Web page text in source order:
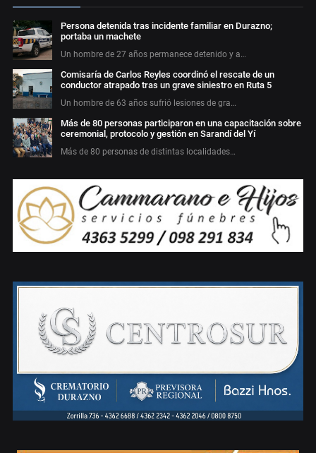
Persona detenida tras incidente familiar en Durazno;
portaba un machete
Un hombre de 27 años permanece detenido y a…
Comisaría de Carlos Reyles coordinó el rescate de un
conductor atrapado tras un grave siniestro en Ruta 5
Un hombre de 63 años sufrió lesiones de gra…
Más de 80 personas participaron en una capacitación sobre
ceremonial, protocolo y gestión en Sarandí del Yí
Más de 80 personas de distintas localidades…